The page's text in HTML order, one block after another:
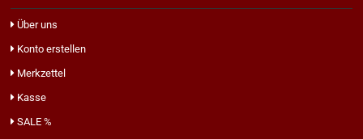
Über uns
Konto erstellen
Merkzettel
Kasse
SALE %